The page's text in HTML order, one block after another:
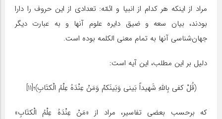
مراد از اینکه هر کدام از انبیا و ائمّه: تعدادی از این حروف را دارا
بودند، بیان سعه و ضیق دایره علوم آنها و به عبارت دیگر
جهان‌شناسی آنها به تمام معنی الکلمه بوده است.
دلیل بر این مطلب، این آیه است:
(قُلْ کفى‏ بِاللهِ شَهیداً بَینی‏ وَبَینَکمْ وَمَنْ عِنْدَهُ عِلْمُ الْکتَابِ)؛[11]
که برحسب بعضی تفاسیر، مراد از «مَنْ عِنْدَهُ عِلْمُ الْکتَابِ»